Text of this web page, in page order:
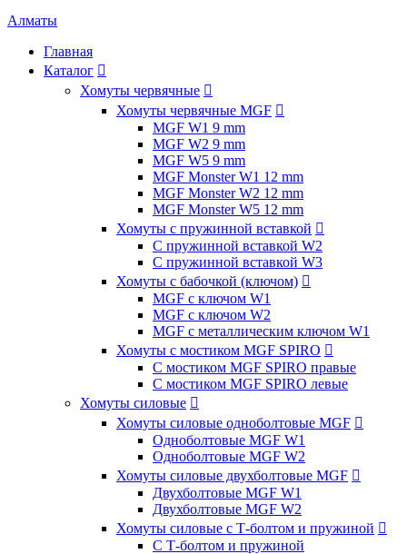
Алматы
Главная
Каталог 
Хомуты червячные 
Хомуты червячные MGF 
MGF W1 9 mm
MGF W2 9 mm
MGF W5 9 mm
MGF Monster W1 12 mm
MGF Monster W2 12 mm
MGF Monster W5 12 mm
Хомуты с пружинной вставкой 
С пружинной вставкой W2
С пружинной вставкой W3
Хомуты с бабочкой (ключом) 
MGF с ключом W1
MGF с ключом W2
MGF с металлическим ключом W1
Хомуты с мостиком MGF SPIRO 
С мостиком MGF SPIRO правые
С мостиком MGF SPIRO левые
Хомуты силовые 
Хомуты силовые одноболтовые MGF 
Одноболтовые MGF W1
Одноболтовые MGF W2
Хомуты силовые двухболтовые MGF 
Двухболтовые MGF W1
Двухболтовые MGF W2
Хомуты силовые с Т-болтом и пружиной 
С Т-болтом и пружиной